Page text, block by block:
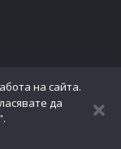
на сайта.
да